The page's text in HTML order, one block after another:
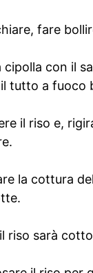
fare
cipolla con il
tutto a fuoco
il riso e,
la cottura
riso sarà